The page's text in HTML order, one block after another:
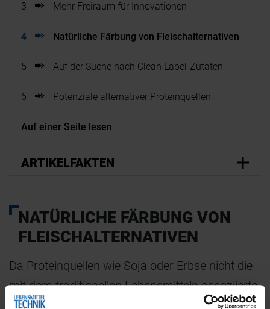
3 Mehr Freiraum für Innovationen
4 Natürliche Färbung von Fleischalternativen
5 Auf der Suche nach Clean Label-Zutaten
6 Potenziale alternativer Proteinquellen
Auf einer Seite lesen
ARTIKELFAKTEN
NATÜRLICHE FÄRBUNG VON
FLEISCHALTERNATIVEN
Da Proteinquellen wie Soja oder Erbse nicht die
mit dem traditionellen Lebensmitteln assoziierte
Farbe liefern, ist „der Einsatz von Farben